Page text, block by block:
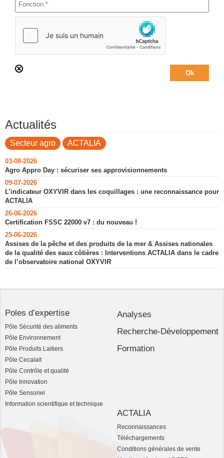
Actualités
Secteur agro ACTALIA
03-08-2026
Agro Appro Day : sécuriser ses approvisionnements
09-07-2026
L’indicateur OXYVIR dans les coquillages : une reconnaissance pour
ACTALIA
26-06-2026
Certification FSSC 22000 v7 : du nouveau !
25-06-2026
Assises de la pêche et des produits de la mer & Assises nationales
de la qualité des eaux côtières : Interventions ACTALIA dans le cadre
de l’observatoire national OXYVIR
Poles d’expertise
Pôle Sécurité des aliments
Pôle Environnement
Pôle Produits Laitiers
Pôle Cecalait
Pôle Contrôle et qualité
Pôle Innovation
Pôle Sensoriel
Information scientifique et technique
Analyses
Recherche-Développement
Formation
ACTALIA
Reconnaissances
Téléchargements
Conditions générales de vente